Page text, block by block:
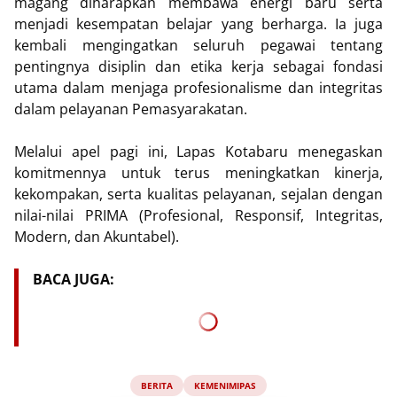
menjadi kesempatan belajar yang berharga. Ia juga
kembali mengingatkan seluruh pegawai tentang
pentingnya disiplin dan etika kerja sebagai fondasi
utama dalam menjaga profesionalisme dan integritas
dalam pelayanan Pemasyarakatan.
Melalui apel pagi ini, Lapas Kotabaru menegaskan
komitmennya untuk terus meningkatkan kinerja,
kekompakan, serta kualitas pelayanan, sejalan dengan
nilai-nilai PRIMA (Profesional, Responsif, Integritas,
Modern, dan Akuntabel).
BACA JUGA:
BERITA KEMENIMIPAS